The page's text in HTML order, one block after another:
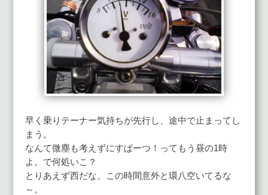
早く乗りテーナー気持ちが先行し、途中で止まってし
まう。
なんて微塵も考えずにすぱーつ！ってもう昼の1時
よ。で何処いこ？
とりあえず西だな。この時間意外と環八空いてるな
～。